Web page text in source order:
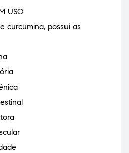
USO
curcumina, possui as